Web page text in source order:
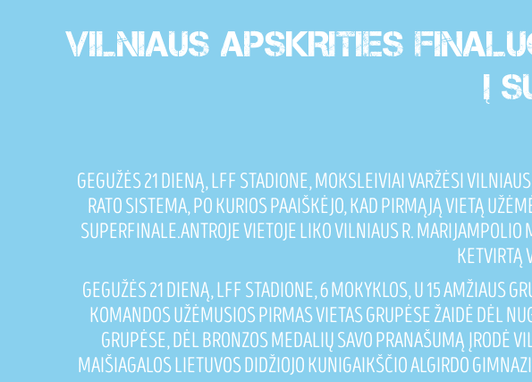
VILNIAUS APSKRITIES
Į
GEGUŽĖS 21 DIENĄ, LFF STADIONE, MOKSLEIVIAI VARŽĖSI
RATO SISTEMA, PO KURIOS PAAIŠKĖJO, KAD PIRMĄJĄ VIETĄ
SUPERFINALE.ANTROJE VIETOJE LIKO VILNIAUS R.
KETVIRTĄ
GEGUŽĖS 21 DIENĄ, LFF STADIONE, 6 MOKYKLOS, U 15 AMŽIAUS
KOMANDOS UŽĖMUSIOS PIRMAS VIETAS GRUPĖSE ŽAIDĖ DĖL
GRUPĖSE, DĖL BRONZOS MEDALIŲ SAVO PRANAŠUMĄ ĮRODĖ
MAIŠIAGALOS LIETUVOS DIDŽIOJO KUNIGAIKŠČIO ALGIRDO